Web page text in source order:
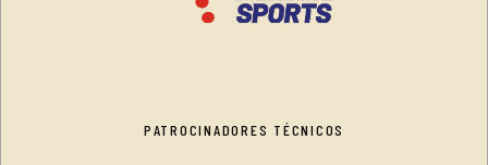
PATROCINADORES TÉCNICOS